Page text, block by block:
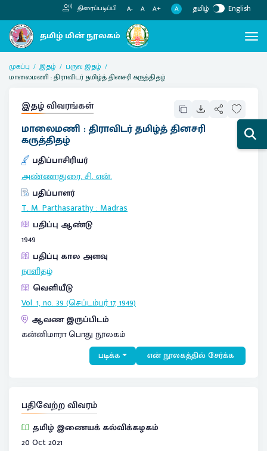
திரைப்படிப்பி A- A A+ A தமிழ் English
முகப்பு இதழ்
பருவ இதழ்
மாலைமணி : திராவிடர் தமிழ்த் தினசரி கருத்திதழ்
இதழ் விவரங்கள்
மாலைமணி : திராவிடர் தமிழ்த் தினசரி
கருத்திதழ்
பதிப்பாசிரியர்
அண்ணாதுரை, சி. என்.
பதிப்பாளர்
T. M. Parthasarathy:Madras
பதிப்பு ஆண்டு
1949
பதிப்பு கால அளவு
நாளிதழ்
வெளியீடு
Vol. 1, no. 39 (செப்டம்பர் 17, 1949)
ஆவண இருப்பிடம்
கன்னிமாரா பொது நூலகம்
படிக்க என் நூலகத்தில் சேர்க்க
பதிவேற்ற விவரம்
தமிழ் இணையக் கல்விக்கழகம்
20 Oct 2021